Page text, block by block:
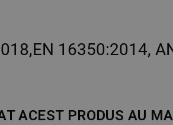
16350:2014,
ACEST PRODUS AU